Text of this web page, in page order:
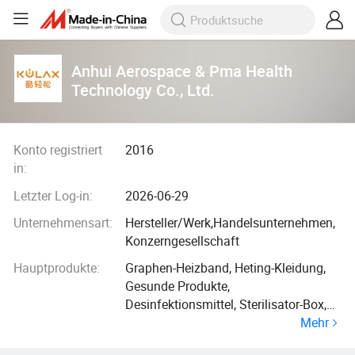
Anhui Aerospace & Pma Health
Technology Co., Ltd.
Konto registriert
in:
2016
Letzter Log-in:
2026-06-29
Unternehmensart:
Hersteller/Werk,Handelsunternehmen,
Konzerngesellschaft
Hauptprodukte:
Graphen-Heizband, Heting-Kleidung,
Gesunde Produkte,
Desinfektionsmittel, Sterilisator-Box,
Mehr